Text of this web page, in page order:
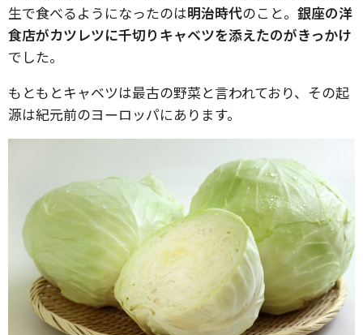
生で食べるようになったのは明治時代のこと。 銀座の洋
食店がカツレツに千切りキャベツを添えたのがきっかけ
でした。
もともとキャベツは最古の野菜と言われており、その起
源は紀元前のヨーロッパにあります。